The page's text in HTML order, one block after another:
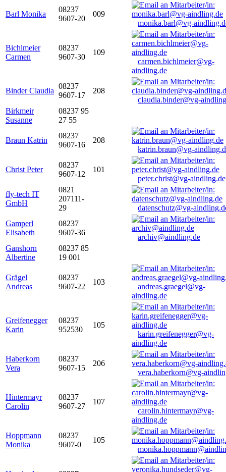
Barl Monika
08237
9607-20
009
monika.barl@vg-
Bichlmeier
Carmen
08237
9607-30
109
carmen.bichlmeier@vg-
aindling.de
Binder Claudia
08237
9607-17
208
claudia.binder@vg-
Birkmeir
Susanne
08237 95
27 55
Braun Katrin
08237
9607-16
208
katrin.braun@vg-
Christ Peter
08237
9607-12
101
peter.christ@vg-aindling.de
fly-tech IT
GmbH
0821
207111-
29
datenschutz@vg-
Gamperl
Elisabeth
08237
9607-36
archiv@aindling.de
Ganshorn
Albertine
08237 85
19 001
Grägel
Andreas
08237
9607-22
103
andreas.graegel@vg-
aindling.de
Greifenegger
Karin
08237
952530
105
karin.greifenegger@vg-
aindling.de
Haberkorn
Vera
08237
9607-15
206
vera.haberkorn@vg-
Hintermayr
Carolin
08237
9607-27
107
carolin.hintermayr@vg-
aindling.de
Hoppmann
Monika
08237
9607-0
105